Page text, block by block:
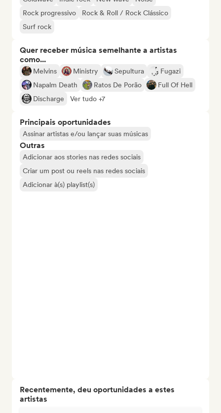
Rock progressivo
Rock & Roll / Rock Clássico
Surf rock
Quer receber música semelhante a artistas
como...
Melvins Ministry Sepultura
Fugazi
Napalm Death
Ratos De Porão
Full Of Hell
Discharge
Ver tudo +7
Principais oportunidades
Assinar artistas e/ou lançar suas músicas
Outras
Adicionar aos stories nas redes sociais
Criar um post ou reels nas redes sociais
Adicionar à(s) playlist(s)
Recentemente, deu oportunidades a estes
artistas